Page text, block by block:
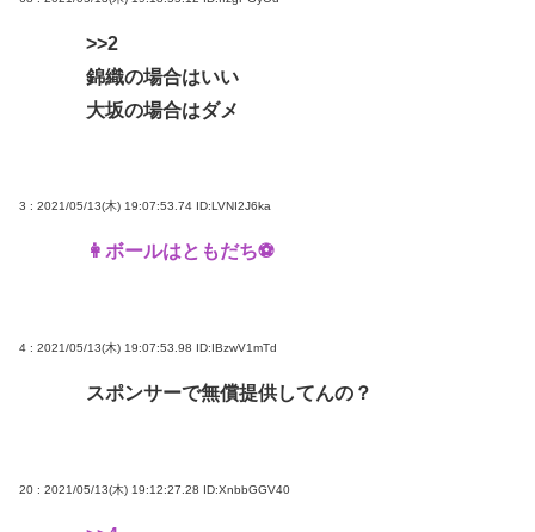
>>2
錦織の場合はいい
大坂の場合はダメ
3 : 2021/05/13(木) 19:07:53.74 ID:LVNI2J6ka
👩ボールはともだち⚽
4 : 2021/05/13(木) 19:07:53.98 ID:IBzwV1mTd
スポンサーで無償提供してんの？
20 : 2021/05/13(木) 19:12:27.28 ID:XnbbGGV40